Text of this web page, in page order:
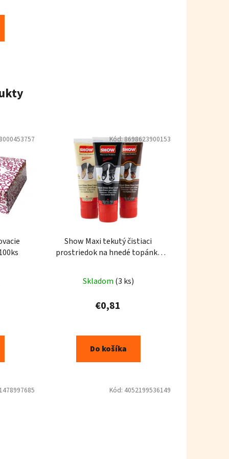
Show Maxi tekutý čistiaci
prostriedok na hnedé topánky
Skladom (3 ks)
€0,81
Do košíka
Kód:8698623900153
Kód: 4052199536149